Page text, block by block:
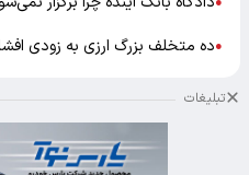
●ده متخلف بزرگ ارزی به زودی
تبلیغات